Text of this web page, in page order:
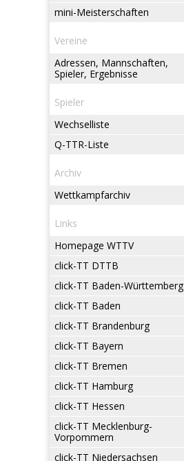
mini-Meisterschaften
Vereine
Adressen, Mannschaften,
Spieler, Ergebnisse
Spieler
Wechselliste
Q-TTR-Liste
Archiv
Wettkampfarchiv
Links
Homepage WTTV
click-TT DTTB
click-TT Baden-Württemberg
click-TT Baden
click-TT Brandenburg
click-TT Bayern
click-TT Bremen
click-TT Hamburg
click-TT Hessen
click-TT Mecklenburg-
Vorpommern
click-TT Niedersachsen